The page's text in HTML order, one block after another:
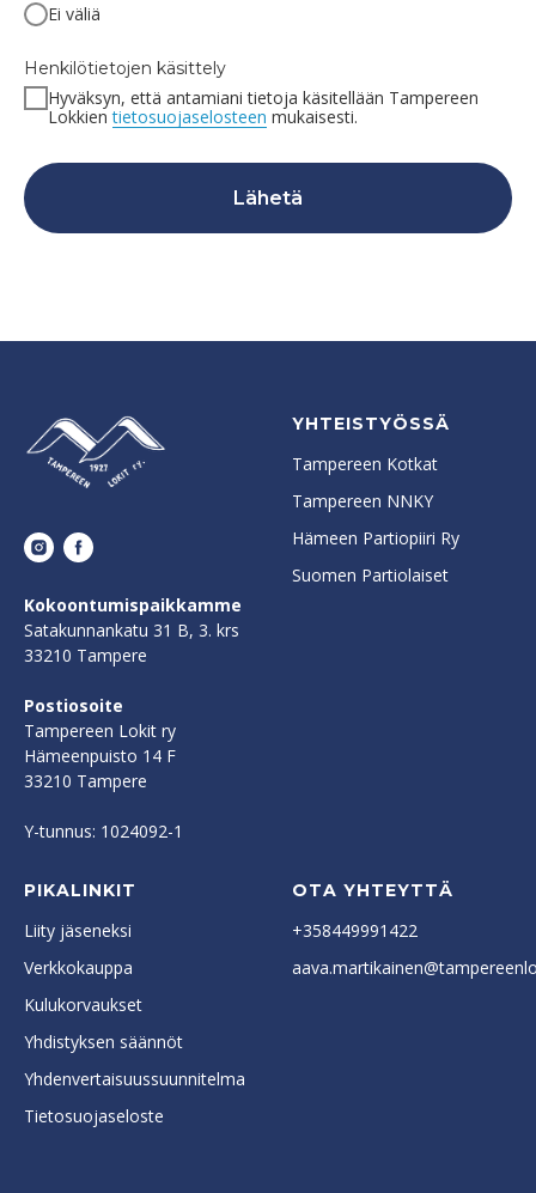
Ei väliä
Henkilötietojen käsittely
Hyväksyn, että antamiani tietoja käsitellään Tampereen
Lokkientietosuojaselosteen mukaisesti.
Lähetä
Kokoontumispaikkamme
Satakunnankatu 31 B, 3. krs
33210 Tampere
Postiosoite
Tampereen Lokit ry
Hämeenpuisto 14 F
33210 Tampere
Y-tunnus: 1024092-1
YHTEISTYÖSSÄ
Tampereen Kotkat
Tampereen NNKY
Hämeen Partiopiiri Ry
Suomen Partiolaiset
PIKALINKIT
Liity jäseneksi
Verkkokauppa
Kulukorvaukset
Yhdistyksen säännöt
Yhdenvertaisuussuunnitelma
Tietosuojaseloste
OTA YHTEYTTÄ
+358449991422